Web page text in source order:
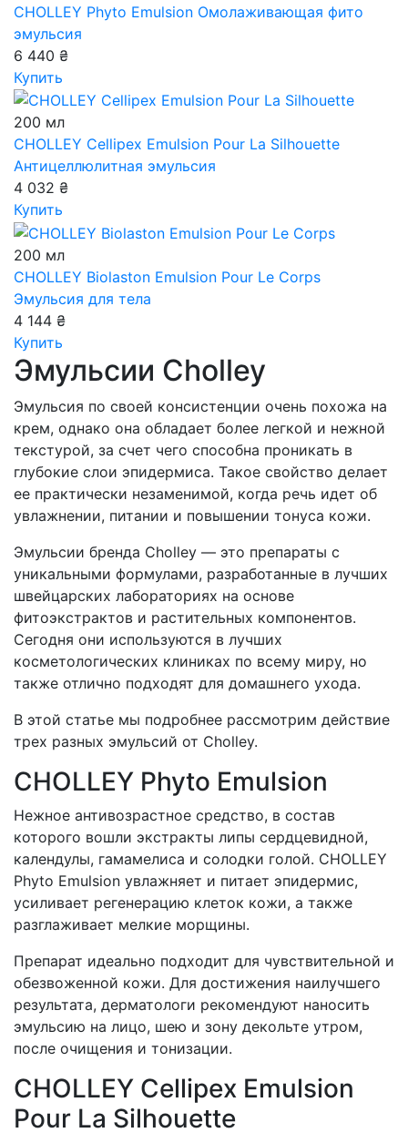
CHOLLEY Phyto Emulsion Омолаживающая фито
эмульсия
6 440 ₴
Купить
200 мл
CHOLLEY Cellipex Emulsion Pour La Silhouette
Антицеллюлитная эмульсия
4 032 ₴
Купить
200 мл
CHOLLEY Biolaston Emulsion Pour Le Corps
Эмульсия для тела
4 144 ₴
Купить
Эмульсии Cholley
Эмульсия по своей консистенции очень похожа на
крем, однако она обладает более легкой и нежной
текстурой, за счет чего способна проникать в
глубокие слои эпидермиса. Такое свойство делает
ее практически незаменимой, когда речь идет об
увлажнении, питании и повышении тонуса кожи.
Эмульсии бренда Cholley — это препараты с
уникальными формулами, разработанные в лучших
швейцарских лабораториях на основе
фитоэкстрактов и растительных компонентов.
Сегодня они используются в лучших
косметологических клиниках по всему миру, но
также отлично подходят для домашнего ухода.
В этой статье мы подробнее рассмотрим действие
трех разных эмульсий от Cholley.
CHOLLEY Phyto Emulsion
Нежное антивозрастное средство, в состав
которого вошли экстракты липы сердцевидной,
календулы, гамамелиса и солодки голой. CHOLLEY
Phyto Emulsion увлажняет и питает эпидермис,
усиливает регенерацию клеток кожи, а также
разглаживает мелкие морщины.
Препарат идеально подходит для чувствительной и
обезвоженной кожи. Для достижения наилучшего
результата, дерматологи рекомендуют наносить
эмульсию на лицо, шею и зону декольте утром,
после очищения и тонизации.
CHOLLEY Cellipex Emulsion
Pour La Silhouette